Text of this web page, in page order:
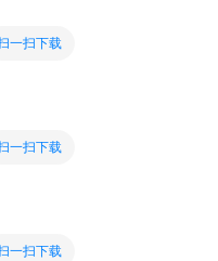
一扫下载
一扫下载
一扫下载